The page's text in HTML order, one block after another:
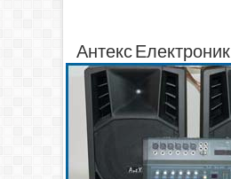
Антекс Електроник